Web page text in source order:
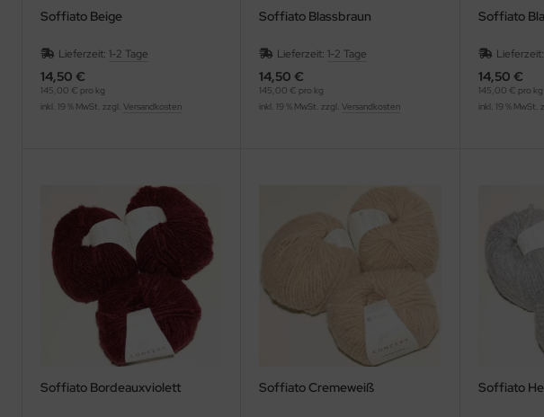
Soffiato Beige
Lieferzeit: 1-2 Tage
14,50 €
145,00 € pro kg
inkl. 19 % MwSt. zzgl. Versandkosten
Soffiato Blassbraun
Lieferzeit:1-2 Tage
14,50 €
145,00 € pro kg
inkl. 19 % MwSt. zzgl.Versandkosten
Soffiato
Lieferzeit:
14,50 €
145,00 € pro kg
inkl. 19 % MwSt.
Soffiato Bordeauxviolett Soffiato Cremeweiß Soffiato